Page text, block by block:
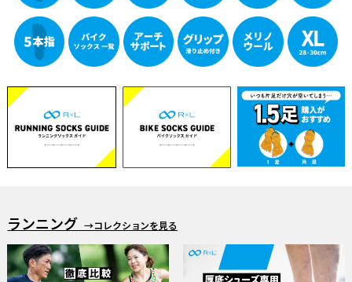
ランニング →コレクションを見る
「RUN✕DINIM」 デニムなのに走れる 雨の日ウェア・ソックス特集